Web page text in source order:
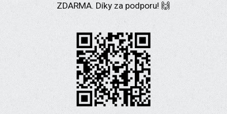
ZDARMA. Díky za podporu! 🙌